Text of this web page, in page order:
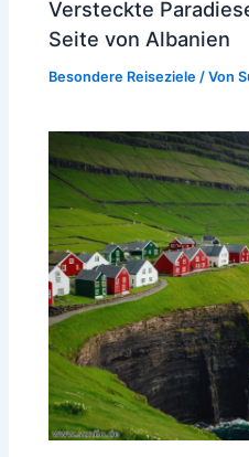
Versteckte
Seite von Albanien
Besondere Reiseziele / Von